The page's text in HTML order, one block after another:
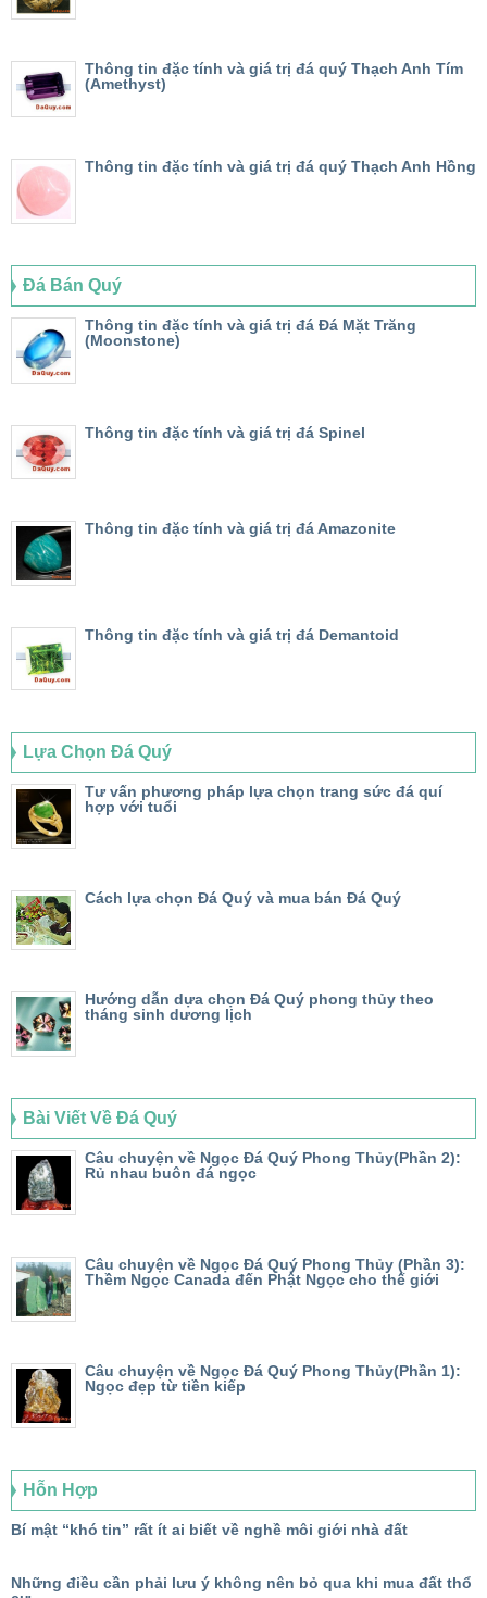
Thông tin đặc tính và giá trị đá quý Thạch Anh Tím
(Amethyst)
Thông tin đặc tính và giá trị đá quý Thạch Anh Hồng
Đá Bán Quý
Thông tin đặc tính và giá trị đá Đá Mặt Trăng
(Moonstone)
Thông tin đặc tính và giá trị đá Spinel
Thông tin đặc tính và giá trị đá Amazonite
Thông tin đặc tính và giá trị đá Demantoid
Lựa Chọn Đá Quý
Tư vấn phương pháp lựa chọn trang sức đá quí
hợp với tuổi
Cách lựa chọn Đá Quý và mua bán Đá Quý
Hướng dẫn dựa chọn Đá Quý phong thủy theo
tháng sinh dương lịch
Bài Viết Về Đá Quý
Câu chuyện về Ngọc Đá Quý Phong Thủy(Phần 2):
Rủ nhau buôn đá ngọc
Câu chuyện về Ngọc Đá Quý Phong Thủy (Phần 3):
Thềm Ngọc Canada đến Phật Ngọc cho thế giới
Câu chuyện về Ngọc Đá Quý Phong Thủy(Phần 1):
Ngọc đẹp từ tiền kiếp
Hỗn Hợp
Bí mật “khó tin” rất ít ai biết về nghề môi giới nhà đất
Những điều cần phải lưu ý không nên bỏ qua khi mua đất thổ